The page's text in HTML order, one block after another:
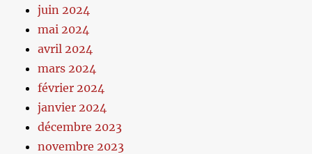
juin 2024
mai 2024
avril 2024
mars 2024
février 2024
janvier 2024
décembre 2023
novembre 2023